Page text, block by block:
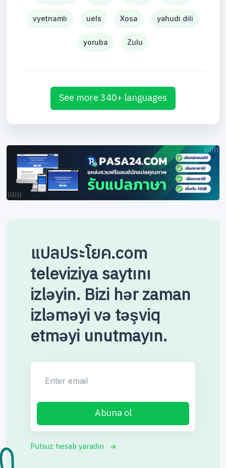
vyetnamlı uels Xosa yəhudi dili
yoruba Zulu
See more 340+ languages
แปลประโยค.com
televiziya saytını
izləyin. Bizi hər zaman
izləməyi və təşviq
etməyi unutmayın.
Abunə ol
Pulsuz hesab yaradın